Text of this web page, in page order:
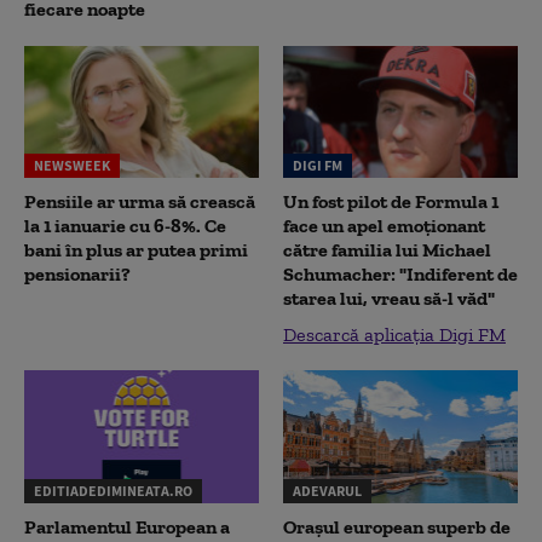
fiecare noapte
NEWSWEEK
Pensiile ar urma să crească
la 1 ianuarie cu 6-8%. Ce
bani în plus ar putea primi
pensionarii?
DIGI FM
Un fost pilot de Formula 1
face un apel emoționant
către familia lui Michael
Schumacher: "Indiferent de
starea lui, vreau să-l văd"
Descarcă aplicația Digi FM
EDITIADEDIMINEATA.RO
Parlamentul European a
ADEVARUL
Orașul european superb de